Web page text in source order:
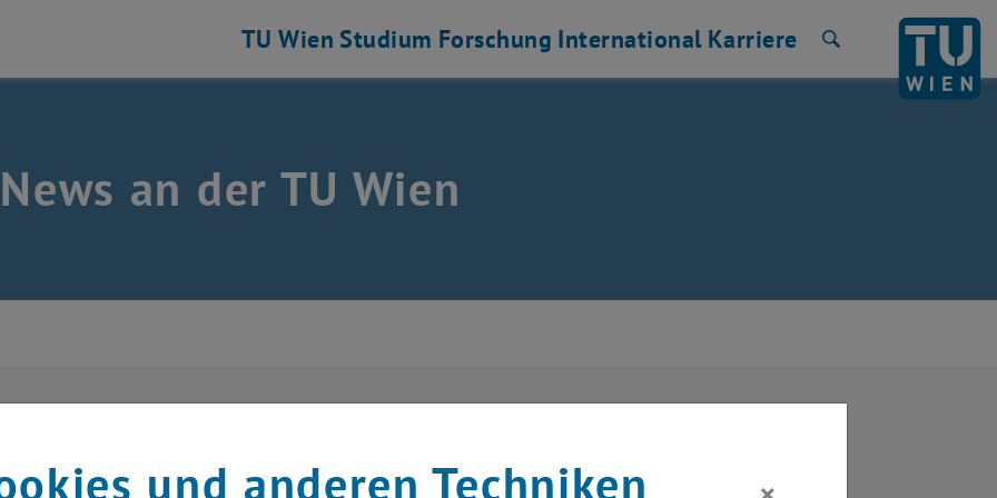
TU Wien Studium Forschung International Karriere
an der TU Wien
2015
me around: Die Fakultät für
und anderen Techniken